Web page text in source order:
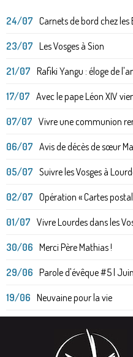
24/07 Carnets de bord chez les
23/07 Les Vosges à Sion
21/07 Rafiki Yangu : éloge de
17/07 Avec le pape Léon XIV
07/07 Vivre une communion
06/07 Avis de décès de sœur
05/07 Suivre les Vosges à
02/07 Opération « Cartes
01/07 Vivre Lourdes dans les
30/06 Merci Père Mathias !
29/06 Parole d'évêque #5 |
19/06 Neuvaine pour la vie